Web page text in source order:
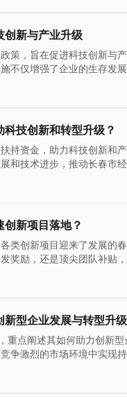
创新与产业升级
策，旨在促进科技创新与
不仅增强了企业的生存发
技创新和转型升级？
持资金，助力科技创新和
和技术进步，推动长春市
新项目落地？
类创新项目迎来了发展的
奖励，还是顶尖团队补贴
型企业发展与转型升级
重点阐述其如何助力创新
争激烈的市场环境中实现